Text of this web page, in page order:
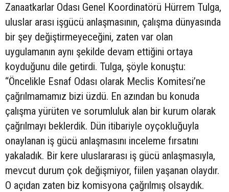
Zanaatkarlar Odası Genel Koordinatörü Hürrem Tulga,
uluslar arası işgücü anlaşmasının, çalışma dünyasında
bir şey değiştirmeyeceğini, zaten var olan
uygulamanın aynı şekilde devam ettiğini ortaya
koyduğunu dile getirdi. Tulga, şöyle konuştu:
“Öncelikle Esnaf Odası olarak Meclis Komitesi’ne
çağrılmamamız bizi üzdü. En azından bu konuda
çalışma yürüten ve sorumluluk alan bir kurum olarak
çağrılmayı beklerdik. Dün itibariyle oyçokluğuyla
onaylanan iş gücü anlaşmasını inceleme fırsatını
yakaladık. Bir kere uluslararası iş gücü anlaşmasıyla,
mevcut durum çok değişmiyor, fiilen yaşanan olaydır.
O açıdan zaten biz komisyona çağrılmış olsaydık.